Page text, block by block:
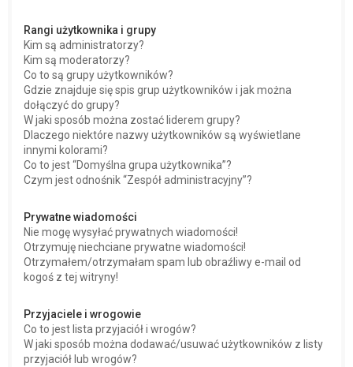
Rangi użytkownika i grupy
Kim są administratorzy?
Kim są moderatorzy?
Co to są grupy użytkowników?
Gdzie znajduje się spis grup użytkowników i jak można
dołączyć do grupy?
W jaki sposób można zostać liderem grupy?
Dlaczego niektóre nazwy użytkowników są wyświetlane
innymi kolorami?
Co to jest “Domyślna grupa użytkownika”?
Czym jest odnośnik “Zespół administracyjny”?
Prywatne wiadomości
Nie mogę wysyłać prywatnych wiadomości!
Otrzymuję niechciane prywatne wiadomości!
Otrzymałem/otrzymałam spam lub obraźliwy e-mail od
kogoś z tej witryny!
Przyjaciele i wrogowie
Co to jest lista przyjaciół i wrogów?
W jaki sposób można dodawać/usuwać użytkowników z listy
przyjaciół lub wrogów?